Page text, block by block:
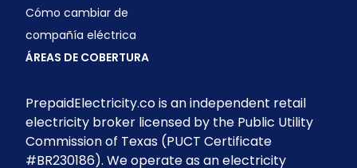
Cómo cambiar de
compañía eléctrica
ÁREAS DE COBERTURA
PrepaidElectricity.co is an independent retail
electricity broker licensed by the Public Utility
Commission of Texas (PUCT Certificate
#BR230186). We operate as an electricity